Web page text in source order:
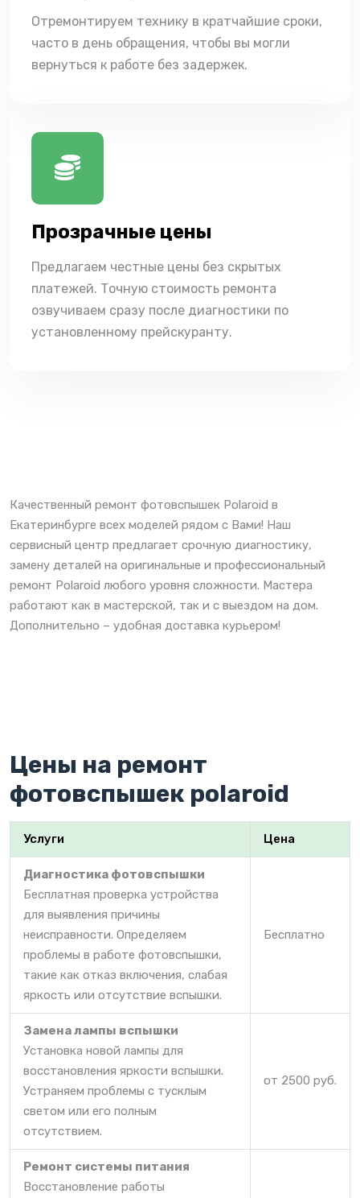
Отремонтируем технику в кратчайшие сроки,
часто в день обращения, чтобы вы могли
вернуться к работе без задержек.
Прозрачные цены
Предлагаем честные цены без скрытых
платежей. Точную стоимость ремонта
озвучиваем сразу после диагностики по
установленному прейскуранту.
Качественный ремонт фотовспышек Polaroid в
Екатеринбурге всех моделей рядом с Вами! Наш
сервисный центр предлагает срочную диагностику,
замену деталей на оригинальные и профессиональный
ремонт Polaroid любого уровня сложности. Мастера
работают как в мастерской, так и с выездом на дом.
Дополнительно – удобная доставка курьером!
Цены на ремонт
фотовспышек polaroid
Услуги Цена
Диагностика фотовспышки
Бесплатная проверка устройства
для выявления причины
неисправности. Определяем
проблемы в работе фотовспышки,
такие как отказ включения, слабая
яркость или отсутствие вспышки.
Бесплатно
Замена лампы вспышки
Установка новой лампы для
восстановления яркости вспышки.
Устраняем проблемы с тусклым
светом или его полным
отсутствием.
от 2500 руб.
Ремонт системы питания
Восстановление работы